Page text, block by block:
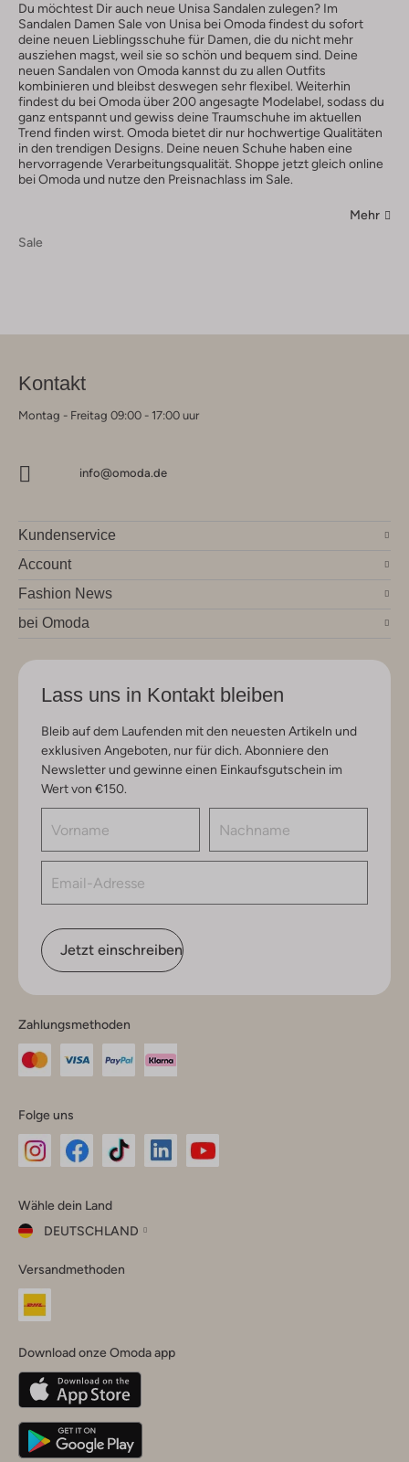
Du möchtest Dir auch neue Unisa Sandalen zulegen? Im
Sandalen Damen Sale von Unisa bei Omoda findest du sofort
deine neuen Lieblingsschuhe für Damen, die du nicht mehr
ausziehen magst, weil sie so schön und bequem sind. Deine
neuen Sandalen von Omoda kannst du zu allen Outfits
kombinieren und bleibst deswegen sehr flexibel. Weiterhin
findest du bei Omoda über 200 angesagte Modelabel, sodass du
ganz entspannt und gewiss deine Traumschuhe im aktuellen
Trend finden wirst. Omoda bietet dir nur hochwertige Qualitäten
in den trendigen Designs. Deine neuen Schuhe haben eine
hervorragende Verarbeitungsqualität. Shoppe jetzt gleich online
bei Omoda und nutze den Preisnachlass im Sale.
Mehr
Sale
Kontakt
Montag - Freitag 09:00 - 17:00 uur
info@omoda.de
Kundenservice
Account
Fashion News
bei Omoda
Lass uns in Kontakt bleiben
Bleib auf dem Laufenden mit den neuesten Artikeln und
exklusiven Angeboten, nur für dich. Abonniere den
Newsletter und gewinne einen Einkaufsgutschein im
Wert von €150.
Jetzt einschreiben
Zahlungsmethoden
Folge uns
Instagram
Facebook
TikTok
Wähle dein Land
DEUTSCHLAND
dein
Land
Belgique(Français)
Deutschland
Versandmethoden
Download onze Omoda app